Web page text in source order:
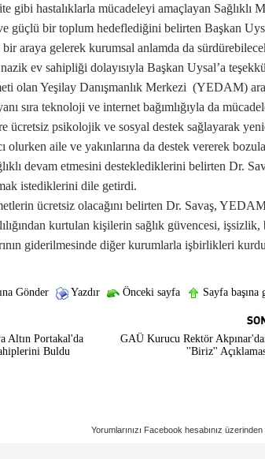
gibi hastalıklarla mücadeleyi amaçlayan Sağlıklı
güçlü bir toplum hedeflediğini belirten Başkan
araya gelerek kurumsal anlamda da
ev sahipliği dolayısıyla Başkan Uysal’a
olan Yeşilay Danışmanlık Merkezi (YEDAM)
sıra teknoloji ve internet bağımlığıyla da
ücretsiz psikolojik ve sosyal destek sağlayarak
olurken aile ve yakınlarına da destek vererek
devam etmesini desteklediklerini belirten Dr.
istediklerini dile getirdi.
ücretsiz olacağını belirten Dr. Savaş,
kurtulan kişilerin sağlık güvencesi, işsizlik,
giderilmesinde diğer kurumlarla işbirlikleri
Gönder Yazdır Önceki sayfa Sayfa başına
Altın Portakal'da
Buldu
GAÜ Kurucu Rektör
''Biriz''
Yorumlarınızı Facebook hesabınız üzerinden